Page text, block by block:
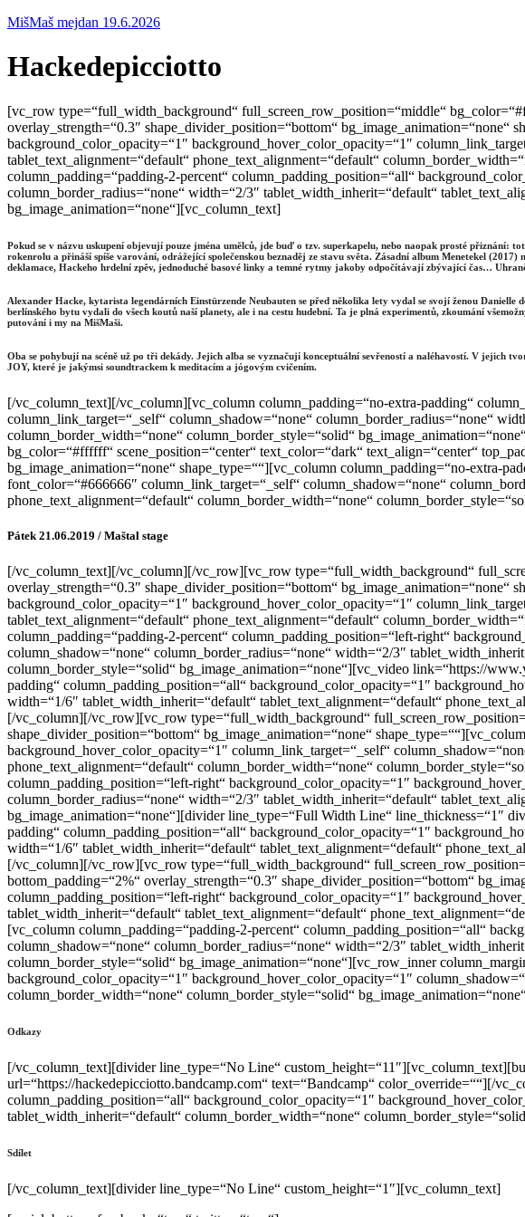
MišMaš mejdan 19.6.2026
Hackedepicciotto
[vc_row type=“full_width_background“ full_screen_row_position=“middle“
overlay_strength=“0.3″ shape_divider_position=“bottom“
background_color_opacity=“1″ background_hover_color_opacity=“1″
tablet_text_alignment=“default“ phone_text_alignment=“default“
column_padding=“padding-2-percent“ column_padding_position=“all“
column_border_radius=“none“ width=“2/3″ tablet_width_inherit=“default“
bg_image_animation=“none“][vc_column_text]
Pokud se v názvu uskupení objevují pouze jména umělců, jde buď o tzv. superkapelu, nebo naopak prosté
rokenrolu a přináší spíše varování, odrážející společenskou beznaděj ze stavu světa. Zásadní album Menetekel
deklamace, Hackeho hrdelní zpěv, jednoduché basové linky a temné rytmy jakoby odpočítávají zbývající čas…
Alexander Hacke, kytarista legendárních Einstürzende Neubauten se před několika lety vydal se svojí ženou
berlínského bytu vydali do všech koutů naší planety, ale i na cestu hudební. Ta je plná experimentů, zkoumání
putování i my na MišMaši.
Oba se pohybují na scéně už po tři dekády. Jejich alba se vyznačují konceptuální sevřeností a naléhavostí. V jejich
JOY, které je jakýmsi soundtrackem k meditacím a jógovým cvičením.
[/vc_column_text][/vc_column][vc_column column_padding=“no-extra-padding“
column_link_target=“_self“ column_shadow=“none“ column_border_radius=“none“
column_border_width=“none“ column_border_style=“solid“
bg_color=“#ffffff“ scene_position=“center“ text_color=“dark“ text_align=“center“
bg_image_animation=“none“ shape_type=““][vc_column column_padding=“no-extra-
font_color=“#666666″ column_link_target=“_self“ column_shadow=“none“
phone_text_alignment=“default“ column_border_width=“none“
Pátek 21.06.2019 / Maštal stage
[/vc_column_text][/vc_column][/vc_row][vc_row type=“full_width_background“
overlay_strength=“0.3″ shape_divider_position=“bottom“
background_color_opacity=“1″ background_hover_color_opacity=“1″
tablet_text_alignment=“default“ phone_text_alignment=“default“
column_padding=“padding-2-percent“ column_padding_position=“left-right“
column_shadow=“none“ column_border_radius=“none“ width=“2/3″
column_border_style=“solid“ bg_image_animation=“none“][vc_video link=“https://
padding“ column_padding_position=“all“ background_color_opacity=“1″
width=“1/6″ tablet_width_inherit=“default“ tablet_text_alignment=“default“
[/vc_column][/vc_row][vc_row type=“full_width_background“
shape_divider_position=“bottom“ bg_image_animation=“none“
background_hover_color_opacity=“1″ column_link_target=“_self“
phone_text_alignment=“default“ column_border_width=“none“
column_padding_position=“left-right“ background_color_opacity=“1″
column_border_radius=“none“ width=“2/3″ tablet_width_inherit=“default“
bg_image_animation=“none“][divider line_type=“Full Width Line“ line_thickness=“1″
padding“ column_padding_position=“all“ background_color_opacity=“1″
width=“1/6″ tablet_width_inherit=“default“ tablet_text_alignment=“default“
[/vc_column][/vc_row][vc_row type=“full_width_background“
bottom_padding=“2%“ overlay_strength=“0.3″ shape_divider_position=“bottom“
column_padding_position=“left-right“ background_color_opacity=“1″
tablet_width_inherit=“default“ tablet_text_alignment=“default“
[vc_column column_padding=“padding-2-percent“ column_padding_position=“all“
column_shadow=“none“ column_border_radius=“none“ width=“2/3″
column_border_style=“solid“ bg_image_animation=“none“][vc_row_inner
background_color_opacity=“1″ background_hover_color_opacity=“1″
column_border_width=“none“ column_border_style=“solid“
Odkazy
[/vc_column_text][divider line_type=“No Line“
url=“https://hackedepicciotto.bandcamp.com“ text=“Bandcamp“ color_override=““][/
column_padding_position=“all“ background_color_opacity=“1″
tablet_width_inherit=“default“ column_border_width=“none“
Sdílet
[/vc_column_text][divider line_type=“No Line“ custom_height=“1″][vc_column_text]